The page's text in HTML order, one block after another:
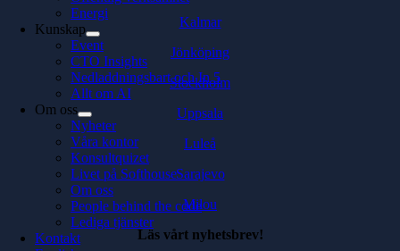
Energi
Kunskap
Event
CTO Insights
Nedladdningsbart och In 5
Allt om AI
Om oss
Nyheter
Våra kontor
Konsultquizet
Livet på Softhouse
Om oss
People behind the code
Lediga tjänster
Kontakt
Kalmar
Jönköping
Stockholm
Uppsala
Luleå
Sarajevo
Milou
Läs vårt nyhetsbrev!